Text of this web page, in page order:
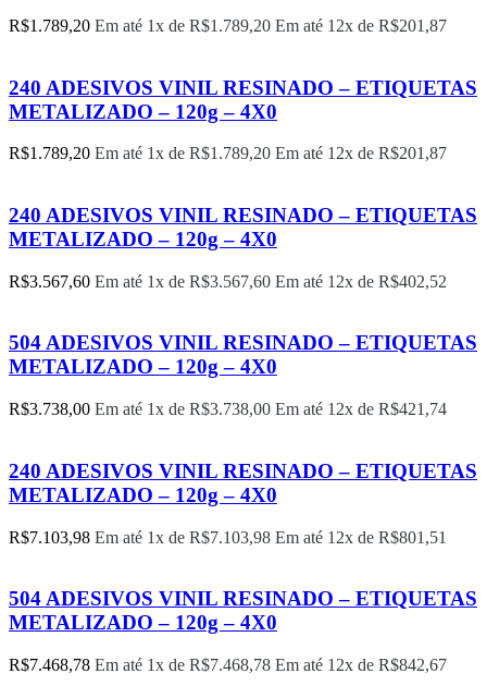
R$1.789,20 Em até 1x de R$1.789,20 Em até 12x de R$201,87
240 ADESIVOS VINIL RESINADO – ETIQUETAS
METALIZADO – 120g – 4X0
R$1.789,20 Em até 1x de R$1.789,20 Em até 12x de R$201,87
240 ADESIVOS VINIL RESINADO – ETIQUETAS
METALIZADO – 120g – 4X0
R$3.567,60 Em até 1x de R$3.567,60 Em até 12x de R$402,52
504 ADESIVOS VINIL RESINADO – ETIQUETAS
METALIZADO – 120g – 4X0
R$3.738,00 Em até 1x de R$3.738,00 Em até 12x de R$421,74
240 ADESIVOS VINIL RESINADO – ETIQUETAS
METALIZADO – 120g – 4X0
R$7.103,98 Em até 1x de R$7.103,98 Em até 12x de R$801,51
504 ADESIVOS VINIL RESINADO – ETIQUETAS
METALIZADO – 120g – 4X0
R$7.468,78 Em até 1x de R$7.468,78 Em até 12x de R$842,67